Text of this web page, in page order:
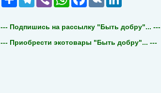
--- Подпишись на рассылку "Быть добру"... ---
--- Приобрести экотовары "Быть добру"... ---